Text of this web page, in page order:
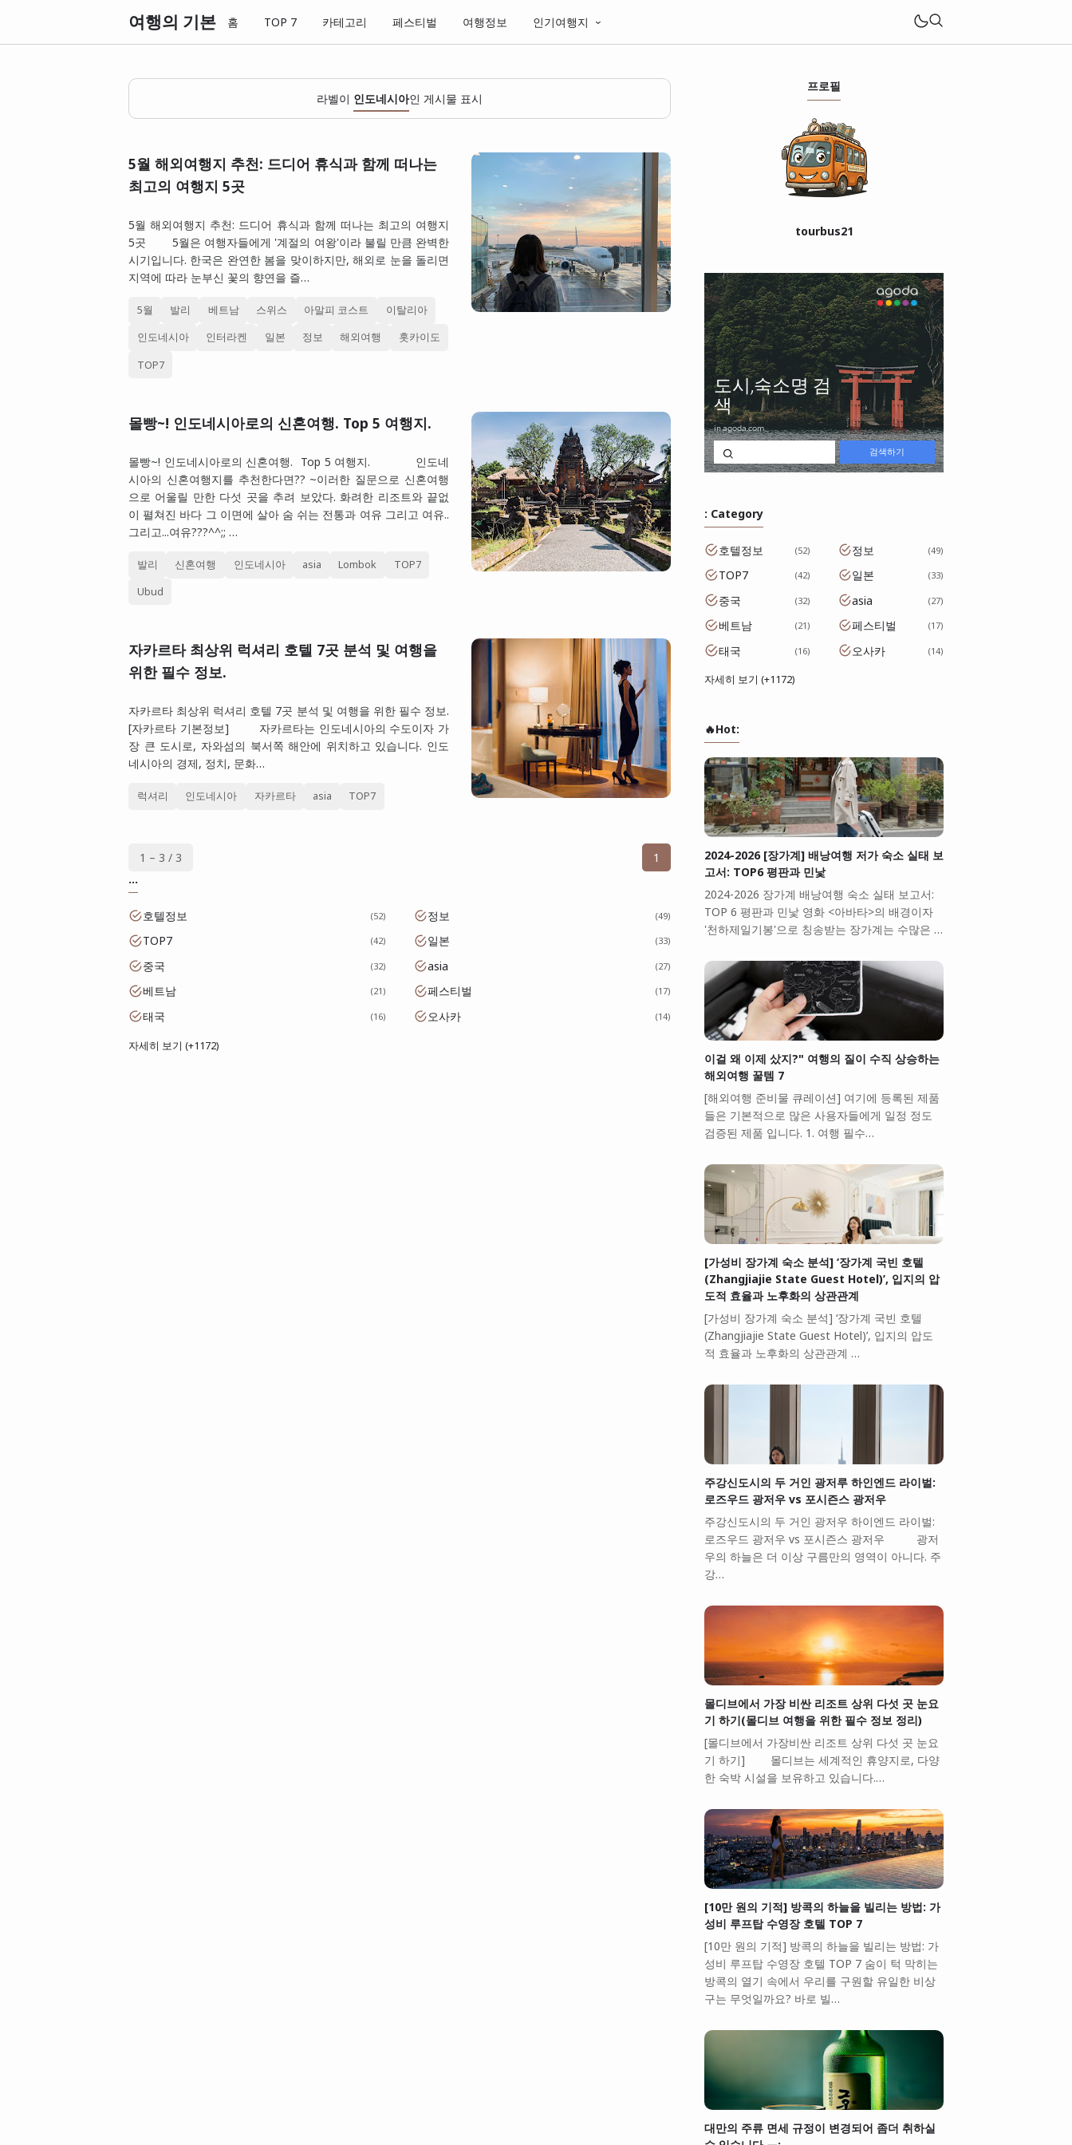
여행의 기본 홈 TOP 7 카테고리 페스티벌 여행정보 인기여행지
라벨이 인도네시아인 게시물 표시
5월 해외여행지 추천: 드디어 휴식과 함께 떠나는
최고의 여행지 5곳
5월 해외여행지 추천: 드디어 휴식과 함께 떠나는 최고의 여행지
5곳 5월은 여행자들에게 '계절의 여왕'이라 불릴 만큼 완벽한
시기입니다. 한국은 완연한 봄을 맞이하지만, 해외로 눈을 돌리면
지역에 따라 눈부신 꽃의 향연을 즐…
5월 발리 베트남 스위스 아말피 코스트 이탈리아
인도네시아 인터라켄 일본 정보 해외여행 홋카이도
TOP7
몰빵~! 인도네시아로의 신혼여행. Top 5 여행지.
몰빵~! 인도네시아로의 신혼여행. Top 5 여행지. 인도네
시아의 신혼여행지를 추천한다면?? ~이러한 질문으로 신혼여행
으로 어울릴 만한 다섯 곳을 추려 보았다. 화려한 리조트와 끝없
이 펼쳐진 바다 그 이면에 살아 숨 쉬는 전통과 여유 그리고 여유..
그리고...여유???^^;; …
발리 신혼여행 인도네시아 asia Lombok TOP7
Ubud
자카르타 최상위 럭셔리 호텔 7곳 분석 및 여행을
위한 필수 정보.
자카르타 최상위 럭셔리 호텔 7곳 분석 및 여행을 위한 필수 정보.
[자카르타 기본정보] 자카르타는 인도네시아의 수도이자 가
장 큰 도시로, 자와섬의 북서쪽 해안에 위치하고 있습니다. 인도
네시아의 경제, 정치, 문화…
럭셔리 인도네시아 자카르타 asia TOP7
1 – 3 / 3
1
...
호텔정보 52 정보 49
TOP7 42 일본 33
중국 32 asia 27
베트남 21 페스티벌 17
태국 16 오사카 14
자세히 보기 (+1172)
프로필
tourbus21
: Category
호텔정보 52 정보 49
TOP7 42 일본 33
중국 32 asia 27
베트남 21 페스티벌 17
태국 16 오사카 14
자세히 보기 (+1172)
🔥Hot:
2024-2026 [장가계] 배낭여행 저가 숙소 실태 보
고서: TOP6 평판과 민낯
2024-2026 장가계 배낭여행 숙소 실태 보고서:
TOP 6 평판과 민낯 영화 <아바타>의 배경이자
'천하제일기봉'으로 칭송받는 장가계는 수많은 …
이걸 왜 이제 샀지?" 여행의 질이 수직 상승하는
해외여행 꿀템 7
[해외여행 준비물 큐레이션] 여기에 등록된 제품
들은 기본적으로 많은 사용자들에게 일정 정도
검증된 제품 입니다. 1. 여행 필수…
[가성비 장가계 숙소 분석] ‘장가계 국빈 호텔
(Zhangjiajie State Guest Hotel)’, 입지의 압
도적 효율과 노후화의 상관관계
[가성비 장가계 숙소 분석] ‘장가계 국빈 호텔
(Zhangjiajie State Guest Hotel)’, 입지의 압도
적 효율과 노후화의 상관관계 …
주강신도시의 두 거인 광저루 하인엔드 라이벌:
로즈우드 광저우 vs 포시즌스 광저우
주강신도시의 두 거인 광저우 하이엔드 라이벌:
로즈우드 광저우 vs 포시즌스 광저우 광저
우의 하늘은 더 이상 구름만의 영역이 아니다. 주
강…
몰디브에서 가장 비싼 리조트 상위 다섯 곳 눈요
기 하기(몰디브 여행을 위한 필수 정보 정리)
[몰디브에서 가장비싼 리조트 상위 다섯 곳 눈요
기 하기] 몰디브는 세계적인 휴양지로, 다양
한 숙박 시설을 보유하고 있습니다.…
[10만 원의 기적] 방콕의 하늘을 빌리는 방법: 가
성비 루프탑 수영장 호텔 TOP 7
[10만 원의 기적] 방콕의 하늘을 빌리는 방법: 가
성비 루프탑 수영장 호텔 TOP 7 숨이 턱 막히는
방콕의 열기 속에서 우리를 구원할 유일한 비상
구는 무엇일까요? 바로 빌…
대만의 주류 면세 규정이 변경되어 좀더 취하실